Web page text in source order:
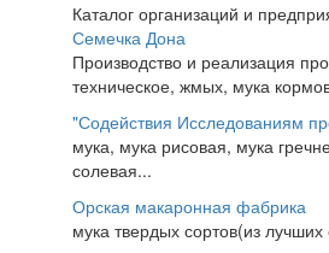
Каталог организаций и
Семечка Дона
Производство и реализация
техническое, жмых, мука
"Содействия Исследованиям
мука, мука рисовая, мука
солевая...
Орская макаронная фабрика
мука твердых сортов(из